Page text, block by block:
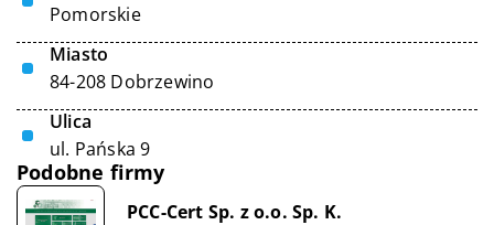
Pomorskie
Miasto
84-208 Dobrzewino
Ulica
ul. Pańska 9
Podobne firmy
PCC-Cert Sp. z o.o. Sp. K.